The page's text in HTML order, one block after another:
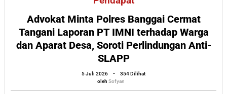
Polres
Banggai
Cermat
Tangani
Laporan
PT
IMNI
Advokat Minta Polres Banggai Cermat
Tangani Laporan PT IMNI terhadap Warga
dan Aparat Desa, Soroti Perlindungan Anti-
SLAPP
5 Juli 2026
oleh
Sofyan
-
354 Dilihat
oleh Sofyan